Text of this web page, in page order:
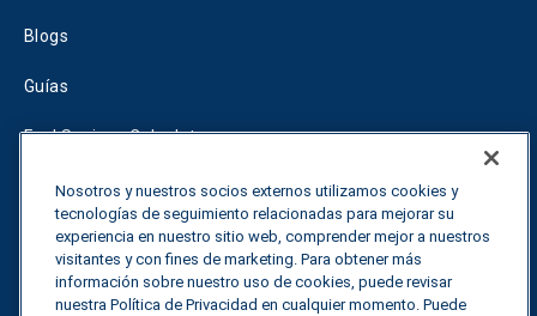
Blogs
Guías
Fuel Savings Calculator
Calculadora de optimización del transporte
Tariff Tracker
Nosotros y nuestros socios externos utilizamos cookies y
tecnologías de seguimiento relacionadas para mejorar su
experiencia en nuestro sitio web, comprender mejor a nuestros
visitantes y con fines de marketing. Para obtener más
información sobre nuestro uso de cookies, puede revisar
nuestra Política de Privacidad en cualquier momento. Puede